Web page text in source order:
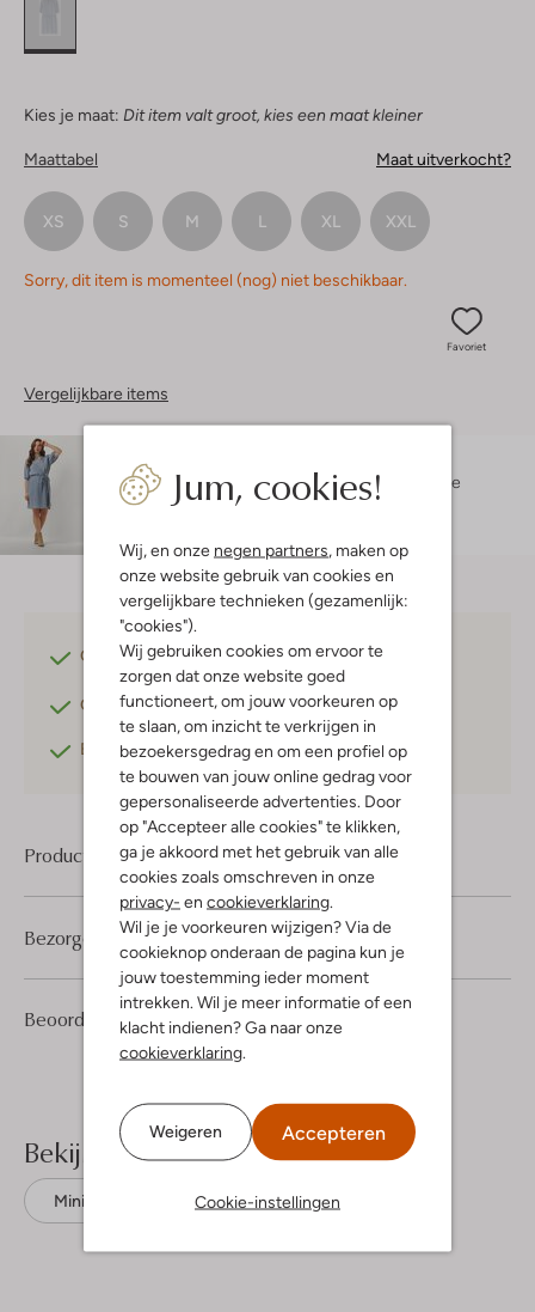
Jum, cookies!
Wij, en onze negen partners , maken op
onze website gebruik van cookies en
vergelijkbare technieken (gezamenlijk:
"cookies").
Wij gebruiken cookies om ervoor te
zorgen dat onze website goed
functioneert, om jouw voorkeuren op
te slaan, om inzicht te verkrijgen in
bezoekersgedrag en om een profiel op
te bouwen van jouw online gedrag voor
gepersonaliseerde advertenties. Door
op "Accepteer alle cookies" te klikken,
ga je akkoord met het gebruik van alle
cookies zoals omschreven in onze
privacy- en cookieverklaring
Wil je je voorkeuren wijzigen? Via de
cookieknop onderaan de pagina kun je
jouw toestemming ieder moment
intrekken. Wil je meer informatie of een
klacht indienen? Ga naar onze
cookieverklaring
Weigeren Accepteren
Cookie-instellingen
Kies je maat: Dit item valt groot, kies een maat kleiner
Maattabel Maat uitverkocht?
XS S M L XL XXL
Sorry, dit item is momenteel (nog) niet beschikbaar.
Favoriet
Vergelijkbare items
Isabelle is 1 meter 73 lang en draagt maat S.
De
pasvorm is
losvallend
Gratis verzendingvanaf €75,-
Gratis retournerenbinnen 30 dagen*
Betaal achterafmet Klarna
Product informatie
Beoordelingen (1) 2
1
2
Sterren
Bezorgen & retourneren
Bekijk meer
Mini jurken Moscow